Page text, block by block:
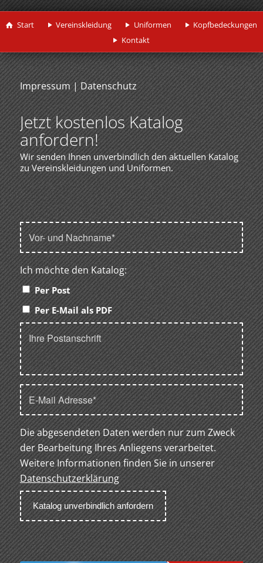
Start Vereinskleidung Uniformen
Kopfbedeckungen
Kontakt
Impressum|Datenschutz
Jetzt kostenlos Katalog
anfordern!
Wir senden Ihnen unverbindlich den aktuellen Katalog
zu Vereinskleidungen und Uniformen.
Ich möchte den Katalog:
Per Post
Per E-Mail als PDF
Die abgesendeten Daten werden nur zum Zweck
der Bearbeitung Ihres Anliegens verarbeitet.
Weitere Informationen finden Sie in unserer
Datenschutzerklärung